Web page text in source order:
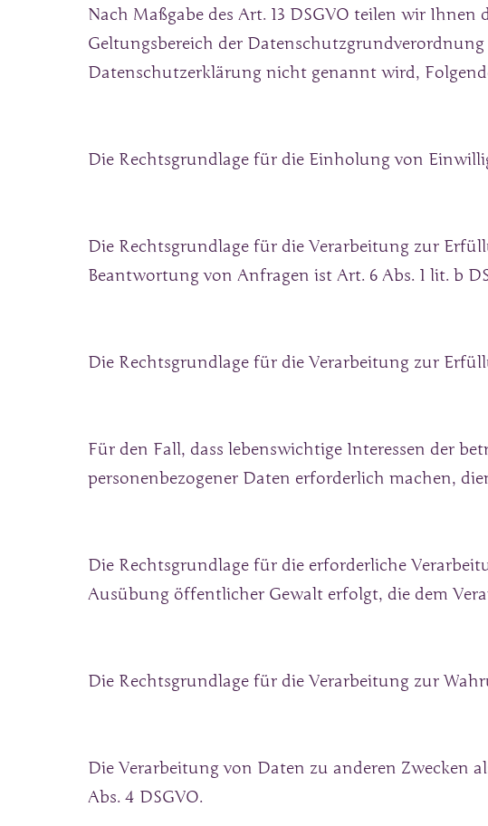
Nach Maßgabe des Art. 13 DSGVO teilen wir
Geltungsbereich der
Datenschutzerklärung nicht genannt wird,
Die Rechtsgrundlage für die Einholung von
Die Rechtsgrundlage für die Verarbeitung zur
Beantwortung von Anfragen ist Art. 6 Abs. 1 lit. b
Die Rechtsgrundlage für die Verarbeitung zur
Für den Fall, dass lebenswichtige Interessen der
personenbezogener Daten erforderlich machen,
Die Rechtsgrundlage für die erforderliche
Ausübung öffentlicher Gewalt erfolgt, die dem
Die Rechtsgrundlage für die Verarbeitung zur
Die Verarbeitung von Daten zu anderen Zwecken
Abs. 4 DSGVO.